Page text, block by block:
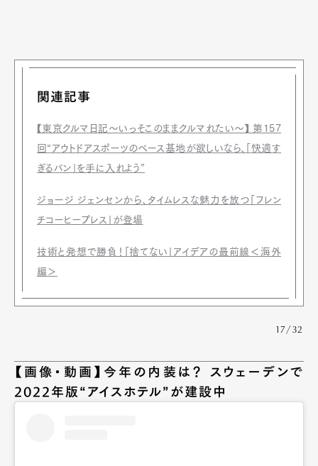
関連記事
【東京クルマ日記〜いっそこのままクルマれたい〜】 第157
回“アウトドアスポーツのベース基地が欲しいなら、「快適す
ぎるバン」を手に入れよう”
ジョージ ジェンセンから、タイムレスな魅力を放つ「フレン
チコーヒープレス」が登場
技術と発想で勝負！「捨てない」アイデアの最前線＜海外
編＞
17/32
【画像・動画】今年の内装は？ スウェーデンで
2022年版“アイスホテル”が建設中